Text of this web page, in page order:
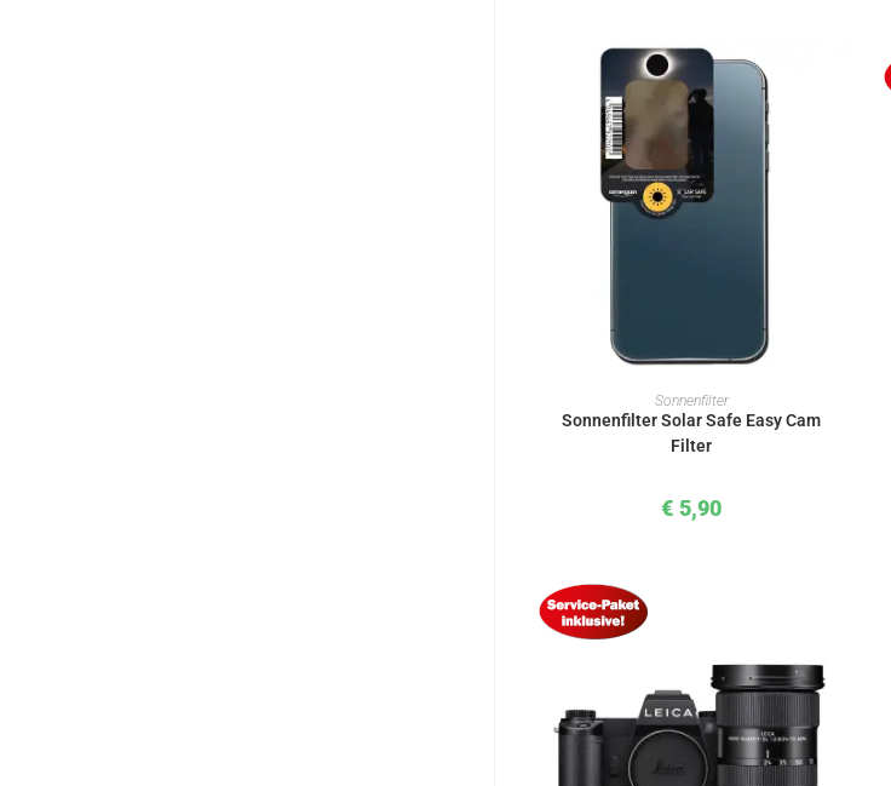
IN DEN WARENKORB
Sonnenfilter
Sonnenfilter Solar Safe Easy Cam
Filter
€ 5,90